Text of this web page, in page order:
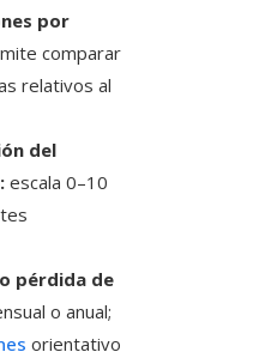
por
comparar
relativos al
del
escala 0–10
pérdida de
o anual;
orientativo